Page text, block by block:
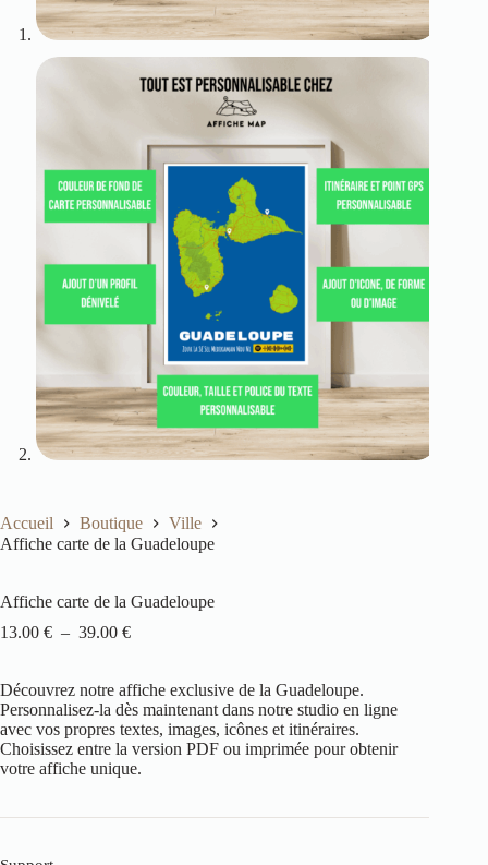
Accueil Boutique
Ville
Affiche carte de la Guadeloupe
Affiche carte de la Guadeloupe
13.00 € – 39.00 €
Découvrez notre affiche exclusive de la Guadeloupe.
Personnalisez-la dès maintenant dans notre studio en ligne
avec vos propres textes, images, icônes et itinéraires.
Choisissez entre la version PDF ou imprimée pour obtenir
votre affiche unique.